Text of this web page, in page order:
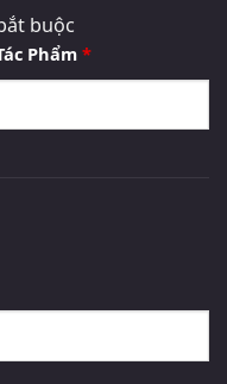
buộc
Phẩm *